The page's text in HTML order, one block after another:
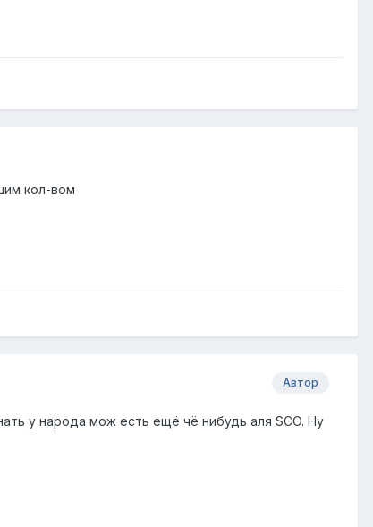
кол-вом
Автор
у народа мож есть ещё чё нибудь аля SCO. Ну